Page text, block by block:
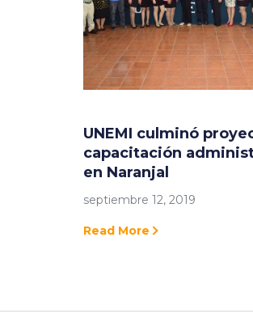
UNEMI culminó
capacitación
en Naranjal
septiembre 12, 2019
Read More